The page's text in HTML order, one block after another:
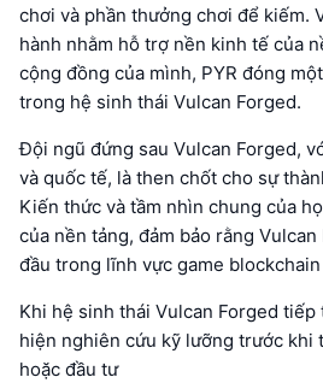
chơi và phần thưởng chơi để kiếm.
hành nhằm hỗ trợ nền kinh tế của
cộng đồng của mình, PYR đóng
trong hệ sinh thái Vulcan Forged.
Đội ngũ đứng sau Vulcan Forged,
và quốc tế, là then chốt cho sự
Kiến thức và tầm nhìn chung của
của nền tảng, đảm bảo rằng
đầu trong lĩnh vực game
Khi hệ sinh thái Vulcan Forged
hiện nghiên cứu kỹ lưỡng trước khi
hoặc đầu tư